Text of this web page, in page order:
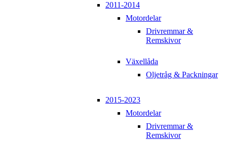
2011-2014
Motordelar
Drivremmar &
Remskivor
Växellåda
Oljetråg & Packningar
2015-2023
Motordelar
Drivremmar &
Remskivor